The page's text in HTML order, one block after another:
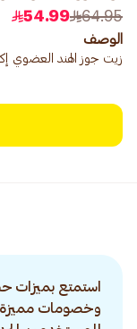
64.95
54.99
الوصف
زيت جوز الهند العضوي إكسترا فيرجن 500 مل،
استمتع بميزات
وخصومات مميزة.